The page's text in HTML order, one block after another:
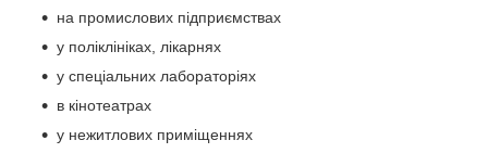
на промислових підприємствах
у поліклініках, лікарнях
у спеціальних лабораторіях
в кінотеатрах
у нежитлових приміщеннях